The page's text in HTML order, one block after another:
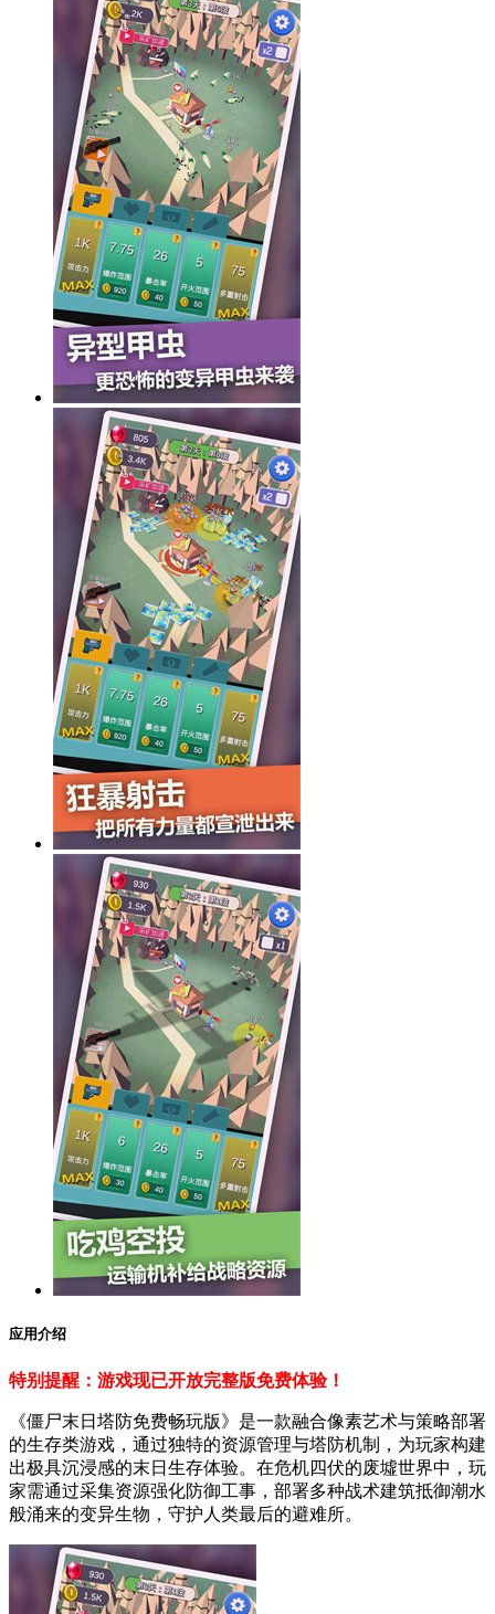
应用介绍
特别提醒：游戏现已开放完整版免费体验！
《僵尸末日塔防免费畅玩版》是一款融合像素艺术与策略部署
的生存类游戏，通过独特的资源管理与塔防机制，为玩家构建
出极具沉浸感的末日生存体验。在危机四伏的废墟世界中，玩
家需通过采集资源强化防御工事，部署多种战术建筑抵御潮水
般涌来的变异生物，守护人类最后的避难所。